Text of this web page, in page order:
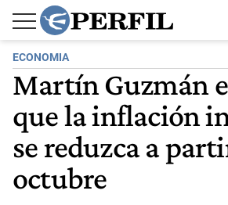
ECONOMIA
Martín Guzmán
que la inflación
se reduzca a
octubre